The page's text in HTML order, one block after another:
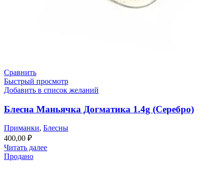
Сравнить
Быстрый просмотр
Добавить в список желаний
Блесна Маньячка Догматика 1.4g (Серебро)
Приманки, Блесны
400,00 ₽
Читать далее
Продано